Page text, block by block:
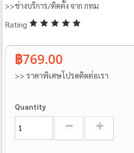
>>ช่างบริการ/ติดตั้ง จาก กทม
Rating
฿769.00
>> ราคาพิเศษโปรดติดต่อเรา
Quantity